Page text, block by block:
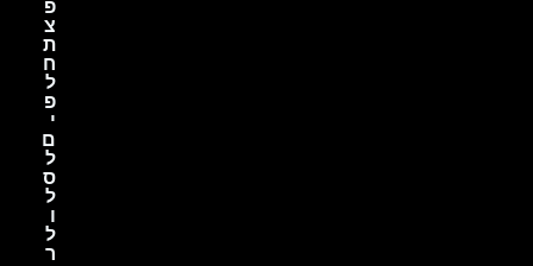
פ
צ
ת
ח
ל
פ
י
ם
ל
ס
ל
ו
ל
ר